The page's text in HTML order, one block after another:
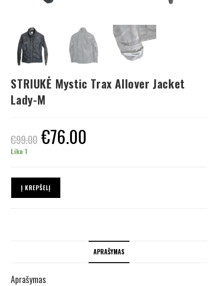
STRIUKĖ Mystic Trax Allover Jacket
Lady-M
€99.00 €76.00
Liko 1
Į KREPŠELĮ
APRAŠYMAS
Aprašymas